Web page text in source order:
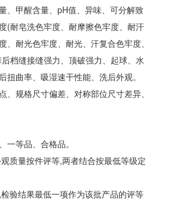
、甲醒含量、pH值、异味、可分解致
(耐皂洗色牢度、耐摩擦色牢度、耐汗
、耐光色牢度、耐光、汗复合色牢度、
档缝接缝强力、顶破强力、起球、水
扭曲率、吸湿速干性能、洗后外观。
、规格尺寸偏差、对称部位尺寸差异、
一等品、合格品。
质量按件评等,两者结合按最低等级定
验结果最低一项作为该批产品的评等